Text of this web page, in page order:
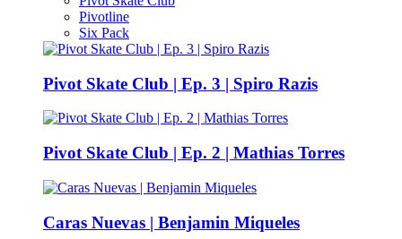
Pivotline
Six Pack
Pivot Skate Club | Ep. 3 | Spiro Razis
Pivot Skate Club | Ep. 2 | Mathias Torres
Caras Nuevas | Benjamin Miqueles